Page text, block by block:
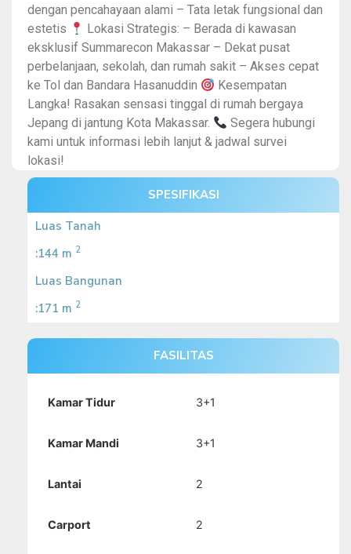
dengan pencahayaan alami – Tata letak fungsional dan
estetis
Lokasi Strategis: – Berada di kawasan
eksklusif Summarecon Makassar – Dekat pusat
perbelanjaan, sekolah, dan rumah sakit – Akses cepat
ke Tol dan Bandara Hasanuddin
Kesempatan
Langka! Rasakan sensasi tinggal di rumah bergaya
Jepang di jantung Kota Makassar.
Segera hubungi
kami untuk informasi lebih lanjut & jadwal survei
lokasi!
SPESIFIKASI
Luas Tanah
:144 m 2
Luas Bangunan
:171 m 2
FASILITAS
Kamar Tidur 3+1
Kamar Mandi 3+1
Lantai 2
Carport 2